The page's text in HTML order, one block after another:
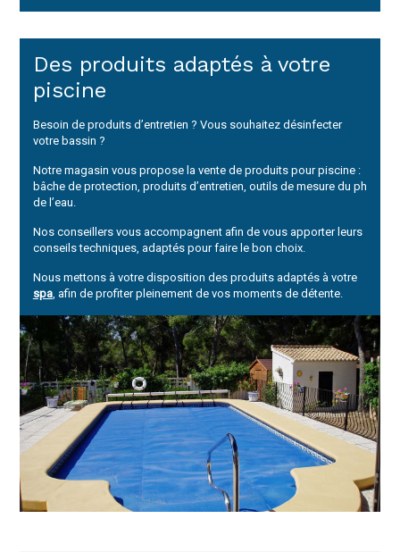
Des produits adaptés à votre
piscine
Besoin de produits d’entretien ? Vous souhaitez désinfecter
votre bassin ?
Notre magasin vous propose la vente de produits pour piscine :
bâche de protection, produits d’entretien, outils de mesure du ph
de l’eau.
Nos conseillers vous accompagnent afin de vous apporter leurs
conseils techniques, adaptés pour faire le bon choix.
Nous mettons à votre disposition des produits adaptés à votre
spa, afin de profiter pleinement de vos moments de détente.